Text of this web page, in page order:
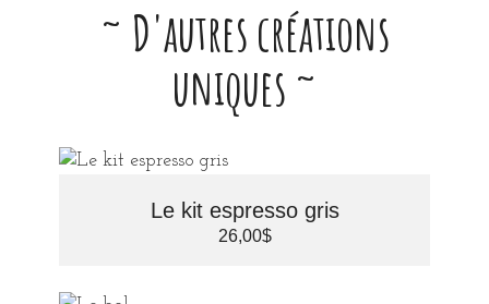
~ D'autres créations
uniques ~
Le kit espresso gris
26,00$